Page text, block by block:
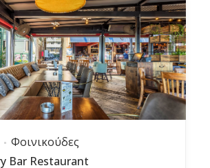
Φοινικούδες
Bar Restaurant